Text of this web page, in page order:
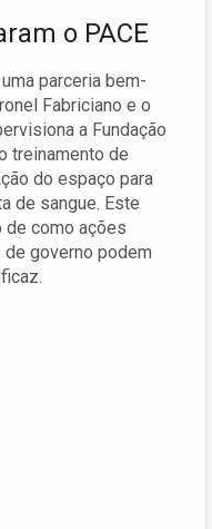
o PACE
parceria bem-
Fabriciano e o
a Fundação
treinamento de
do espaço para
de sangue. Este
de como ações
governo podem